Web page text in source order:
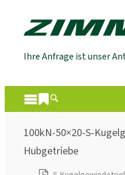
Ihre Anfrage ist unser
100kN-50×20-S-
Hubgetriebe